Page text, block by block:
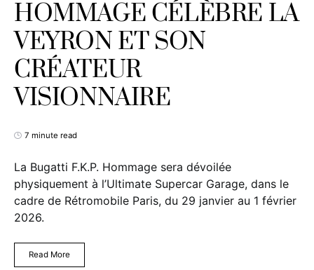
HOMMAGE CÉLÈBRE LA
VEYRON ET SON
CRÉATEUR
VISIONNAIRE
7 minute read
La Bugatti F.K.P. Hommage sera dévoilée
physiquement à l’Ultimate Supercar Garage, dans le
cadre de Rétromobile Paris, du 29 janvier au 1 février
2026.
Read More